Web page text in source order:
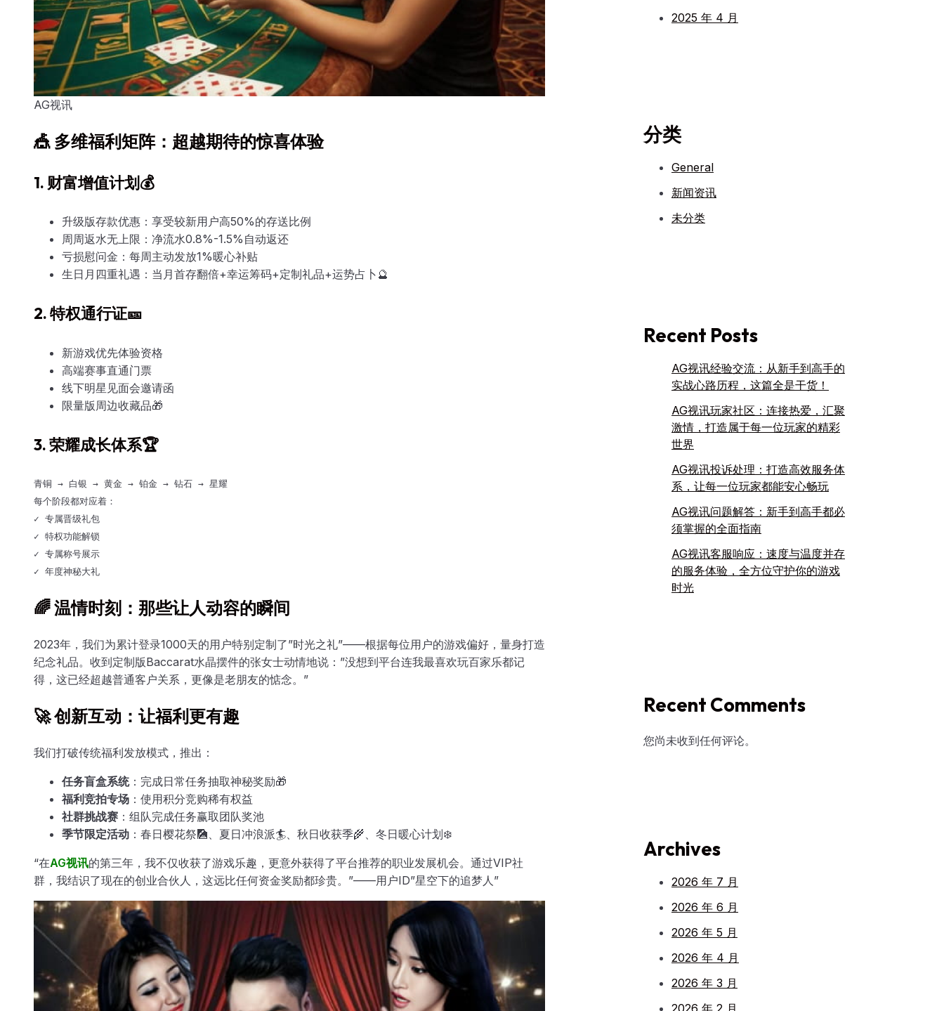
AG视讯
🎪 多维福利矩阵：超越期待的惊喜体验
1. 财富增值计划💰
升级版存款优惠：享受较新用户高50%的存送比例
周周返水无上限：净流水0.8%-1.5%自动返还
亏损慰问金：每周主动发放1%暖心补贴
生日月四重礼遇：当月首存翻倍+幸运筹码+定制礼品+运势占卜🔮
2. 特权通行证🎫
新游戏优先体验资格
高端赛事直通门票
线下明星见面会邀请函
限量版周边收藏品🎁
3. 荣耀成长体系🏆
青铜 → 白银 → 黄金 → 铂金 → 钻石 → 星耀
每个阶段都对应着：
✓ 专属晋级礼包
✓ 特权功能解锁
✓ 专属称号展示
🌈 温情时刻：那些让人动容的瞬间
2023年，我们为累计登录1000天的用户特别定制了”时光之礼”——根据每位用户的游戏偏好，量身打造
纪念礼品。收到定制版Baccarat水晶摆件的张女士动情地说：”没想到平台连我最喜欢玩百家乐都记
得，这已经超越普通客户关系，更像是老朋友的惦念。”
🚀 创新互动：让福利更有趣
我们打破传统福利发放模式，推出：
任务盲盒系统：完成日常任务抽取神秘奖励🎁
福利竞拍专场 ：使用积分竞购稀有权益
社群挑战赛 ：组队完成任务赢取团队奖池
季节限定活动 ：春日樱花祭🎑、夏日冲浪派🏄、秋日收获季🌾、冬日暖心计划❄️
“在AG视讯的第三年，我不仅收获了游戏乐趣，更意外获得了平台推荐的职业发展机会。通过VIP社
群，我结识了现在的创业合伙人，这远比任何资金奖励都珍贵。”——用户ID”星空下的追梦人”
2025 年 4 月
分类
General
新闻资讯
未分类
Recent Posts
AG视讯经验交流：从新手到高手的
实战心路历程，这篇全是干货！
AG视讯玩家社区：连接热爱，汇聚
激情，打造属于每一位玩家的精彩
世界
AG视讯投诉处理：打造高效服务体
系，让每一位玩家都能安心畅玩
AG视讯问题解答：新手到高手都必
须掌握的全面指南
AG视讯客服响应：速度与温度并存
的服务体验，全方位守护你的游戏
时光
Recent Comments
您尚未收到任何评论。
Archives
2026 年 7 月
2026 年 6 月
2026 年 5 月
2026 年 4 月
2026 年 3 月